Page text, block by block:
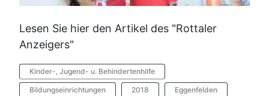
Lesen Sie hier den Artikel des "Rottaler
Anzeigers"
Kinder-, Jugend- u. Behindertenhilfe
Bildungseinrichtungen 2018 Eggenfelden